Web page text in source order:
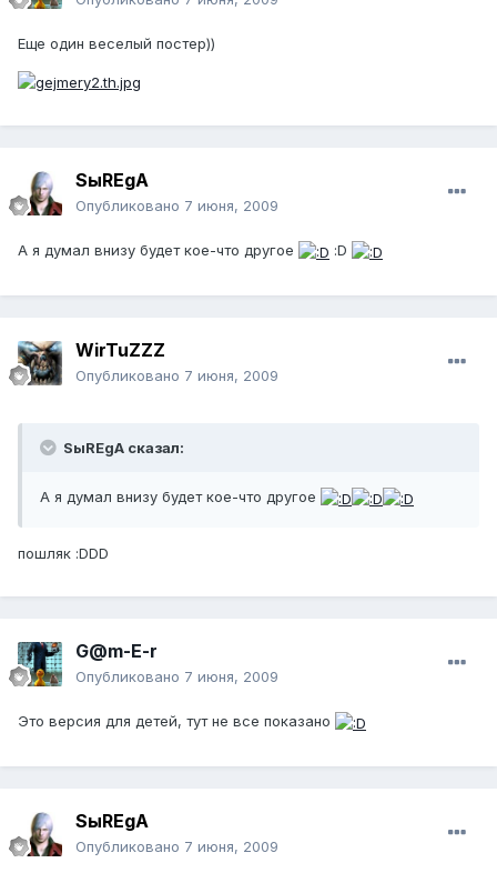
Еще один веселый постер))
SыREgA
Опубликовано 7 июня, 2009
А я думал внизу будет кое-что другое :D
WirTuZZZ
Опубликовано 7 июня, 2009
SыREgA сказал:
А я думал внизу будет кое-что другое
пошляк :DDD
G@m-E-r
Опубликовано 7 июня, 2009
Это версия для детей, тут не все показано
SыREgA
Опубликовано 7 июня, 2009